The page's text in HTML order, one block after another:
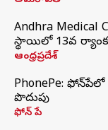
Andhra
స్థాయిలో 13వ
ఆంధ్రప్రదేశ్
PhonePe: ఫోన్‌పేలో
పొదుపు
ఫోన్‌ పే